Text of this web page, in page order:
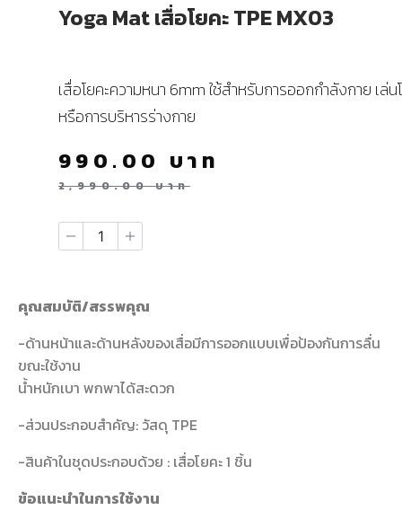
Yoga Mat เสื่อโยคะ TPE MX03
เสื่อโยคะความหนา 6mm ใช้สำหรับการออกกำลังกาย เล่น
หรือการบริหารร่างกาย
2,990.00บาท
990.00 บาท
คุณสมบัติ/สรรพคุณ
-ด้านหน้าและด้านหลังของเสื่อมีการออกแบบเพื่อป้องกันการลื่น
ขณะใช้งาน
น้ำหนักเบา พกพาได้สะดวก
-ส่วนประกอบสำคัญ: วัสดุ TPE
-สินค้าในชุดประกอบด้วย : เสื่อโยคะ 1 ชิ้น
ข้อแนะนำในการใช้งาน